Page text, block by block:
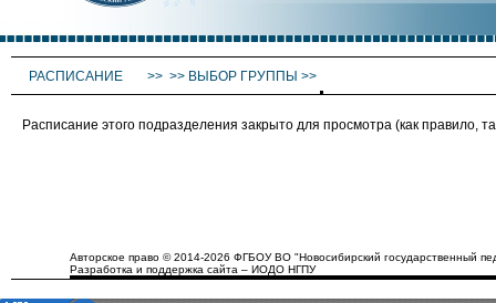
РАСПИСАНИЕ >> >> ВЫБОР ГРУППЫ >>
Расписание этого подразделения закрыто для просмотра (как
Авторское право © 2014-2026 ФГБОУ ВО "Новосибирский государственный
Разработка и поддержка сайта – ИОДО НГПУ